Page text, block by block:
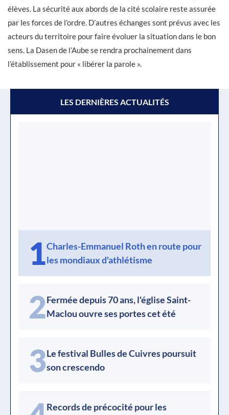
élèves. La sécurité aux abords de la cité scolaire reste assurée
par les forces de l’ordre. D’autres échanges sont prévus avec les
acteurs du territoire pour faire évoluer la situation dans le bon
sens. La Dasen de l’Aube se rendra prochainement dans
l’établissement pour « libérer la parole ».
LES DERNIÈRES ACTUALITÉS
1Charles-Emmanuel Roth en route pour
les mondiaux d'athlétisme
2Fermée depuis 70 ans, l'église Saint-
Maclou ouvre ses portes cet été
3Le festival Bulles de Cuivres poursuit
son crescendo
Records de précocité pour les